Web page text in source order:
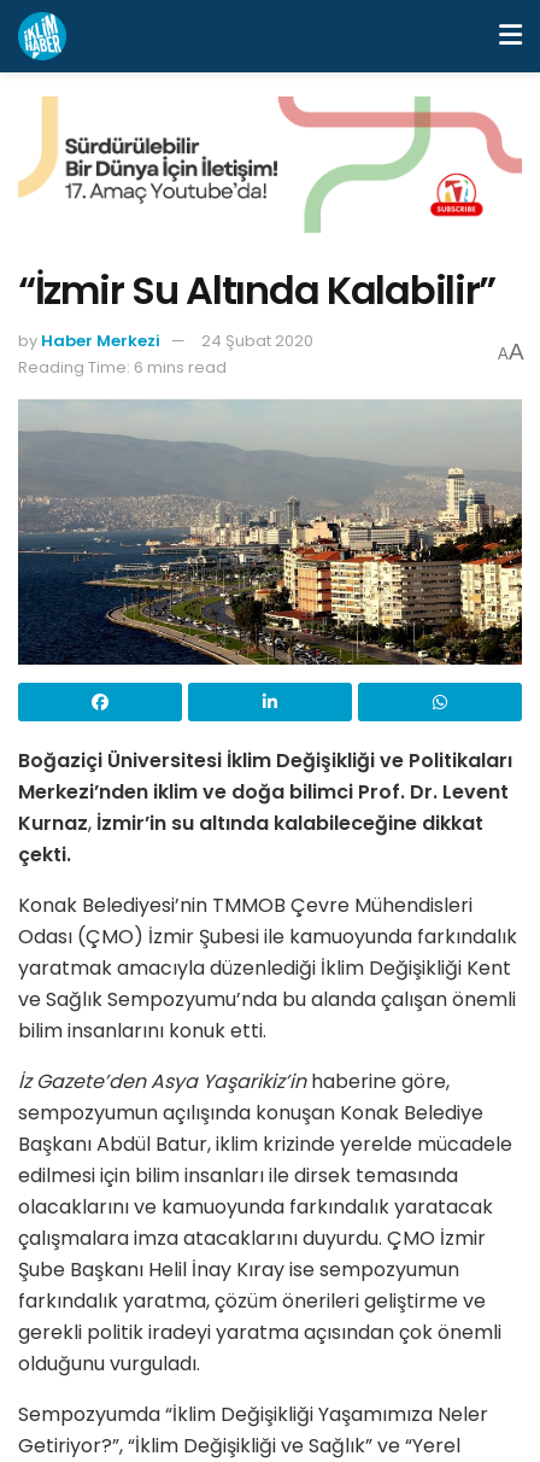
“İzmir Su Altında Kalabilir”
by Haber Merkezi
24 Şubat 2020
Reading Time: 6 mins read
AA
Boğaziçi Üniversitesi İklim Değişikliği ve Politikaları
Merkezi’nden iklim ve doğa bilimci Prof. Dr. Levent
Kurnaz, İzmir’in su altında kalabileceğine dikkat
çekti.
Konak Belediyesi’nin TMMOB Çevre Mühendisleri
Odası (ÇMO) İzmir Şubesi ile kamuoyunda farkındalık
yaratmak amacıyla düzenlediği İklim Değişikliği Kent
ve Sağlık Sempozyumu’nda bu alanda çalışan önemli
bilim insanlarını konuk etti.
İz Gazete’den Asya Yaşarikiz’inhaberine göre,
sempozyumun açılışında konuşan Konak Belediye
Başkanı Abdül Batur, iklim krizinde yerelde mücadele
edilmesi için bilim insanları ile dirsek temasında
olacaklarını ve kamuoyunda farkındalık yaratacak
çalışmalara imza atacaklarını duyurdu. ÇMO İzmir
Şube Başkanı Helil İnay Kıray ise sempozyumun
farkındalık yaratma, çözüm önerileri geliştirme ve
gerekli politik iradeyi yaratma açısından çok önemli
olduğunu vurguladı.
Sempozyumda “İklim Değişikliği Yaşamımıza Neler
Getiriyor?”, “İklim Değişikliği ve Sağlık” ve “Yerel